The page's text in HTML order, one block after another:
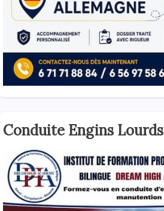
Conduite Engins Lourds